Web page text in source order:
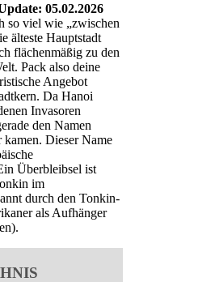
05.02.2026
so viel wie „zwischen
älteste Hauptstadt
flächenmäßig zu den
Pack also deine
Angebot
Da Hanoi
Invasoren
den Namen
Dieser Name
Überbleibsel ist
im
durch den Tonkin-
als Aufhänger